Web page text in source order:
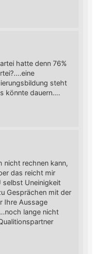
hatte denn 76%
steht
könnte dauern….
nicht rechnen kann,
das reicht mir
selbst Uneinigkeit
Gesprächen mit der
Ihre Aussage
lange nicht